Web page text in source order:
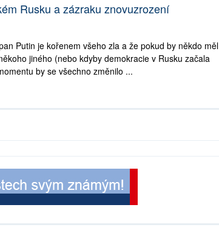
Rusku a zázraku znovuzrození
Putin je kořenem všeho zla a že pokud by někdo měl
jiného (nebo kdyby demokracie v Rusku začala
by se všechno změnilo ...